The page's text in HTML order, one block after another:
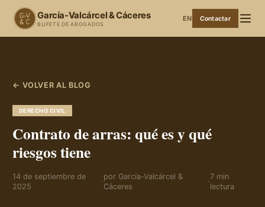
García-Valcárcel & Cáceres
BUFETE DE ABOGADOS
EN Contactar
← VOLVER AL BLOG
DERECHO CIVIL
Contrato de arras: qué es y qué
riesgos tiene
14 de septiembre de
2025
·
por García-Valcárcel &
Cáceres
·
7min
lectura